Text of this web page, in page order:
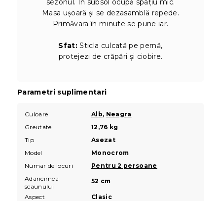
sezonul. În subsol ocupă spațiu mic.
Masa ușoară și se dezasamblă repede.
Primăvara în minute se pune iar.
Sfat: Sticla culcată pe pernă,
protejezi de crăpări și ciobire.
Parametri suplimentari
Culoare Alb, Neagra
Greutate
12,76 kg
Tip
Asezat
Model
Monocrom
Numar de locuri
Pentru 2 persoane
Adancimea
scaunului
52 cm
Aspect
Clasic